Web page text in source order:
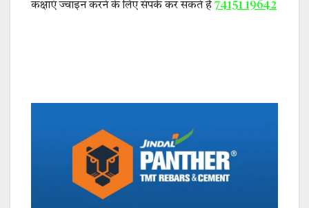
कक्षाएं ज्वाइन करने के लिए संपर्क कर सकते हैं 74151 19642